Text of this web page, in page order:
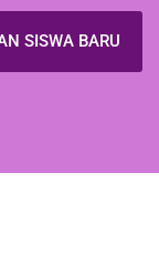
SISWA BARU